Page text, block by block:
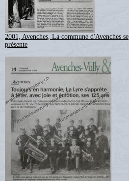
2001, Avenches, La commune d'Avenches se
présente